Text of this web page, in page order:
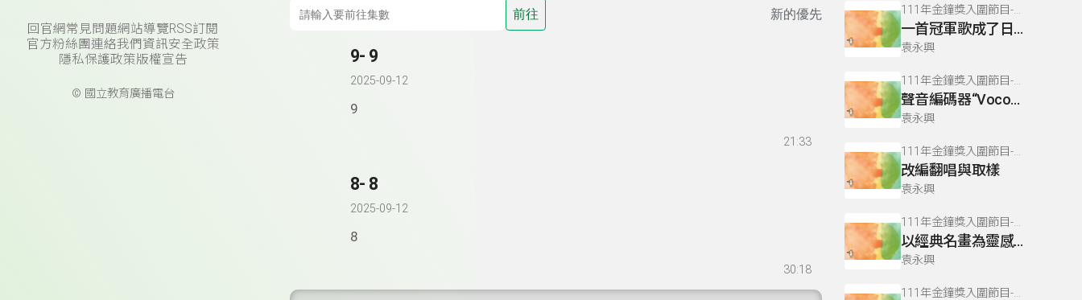
回官網常見問題網站導覽RSS訂閱
官方粉絲團連絡我們 資訊安全政策
隱私保護政策版權宣告
© 國立教育廣播電台
前往 新的優先
9- 9
2025-09-12
9
21:33
8- 8
2025-09-12
8
30:18
111年金鐘獎入圍節目-拍律遊樂園(流行音樂節目&主持人獎)
一首冠軍歌成了日後更多經典冠軍曲的 DNA
袁永興
111年金鐘獎入圍節目-拍律遊樂園(流行音樂節目&主持人獎)
聲音編碼器“Vocoder”的介紹及歷史發展
袁永興
111年金鐘獎入圍節目-拍律遊樂園(流行音樂節目&主持人獎)
改編翻唱與取樣
袁永興
111年金鐘獎入圍節目-拍律遊樂園(流行音樂節目&主持人獎)
以經典名畫為靈感所創作的西洋流行歌曲
袁永興
111年金鐘獎入圍節目-拍律遊樂園(流行音樂節目&主持人獎)